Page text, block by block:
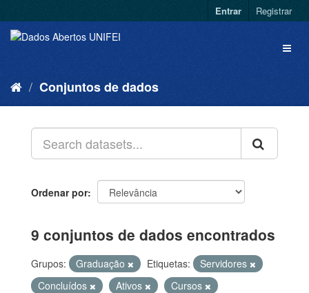
Entrar Registrar
Conjuntos de dados
Ordenar por
9 conjuntos de dados encontrados
Grupos: Graduação Etiquetas:
Servidores
Concluídos
Ativos
Cursos